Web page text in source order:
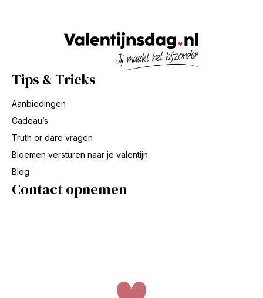
Tips & Tricks
Aanbiedingen
Cadeau’s
Truth or dare vragen
Bloemen versturen naar je valentijn
Blog
Contact opnemen